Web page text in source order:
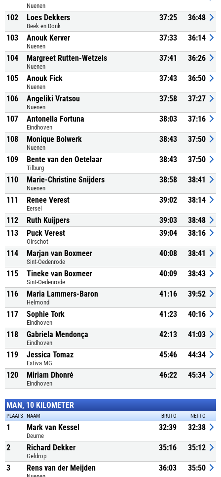
Nuenen
102 Loes Dekkers
Beek en Donk
37:25 36:48
103 Anouk Kerver
Nuenen
37:33 36:14
104 Margreet Rutten-Wetzels
Nuenen
37:41 36:26
105 Anouk Fick
Nuenen
37:43 36:50
106 Angeliki Vratsou
Nuenen
37:58 37:27
107 Antonella Fortuna
Eindhoven
38:03 37:16
108 Monique Bolwerk
Nuenen
38:43 37:50
109 Bente van den Oetelaar
Tilburg
38:43 37:50
110 Marie-Christine Snijders
Nuenen
38:58 38:41
111 Renee Verest
Eersel
39:02 38:14
112 Ruth Kuijpers 39:03
38:48
113
Puck Verest
Oirschot
39:04 38:16
114 Marjan van Boxmeer
Sint-Oedenrode
40:08 38:41
115 Tineke van Boxmeer
Sint-Oedenrode
40:09 38:43
116 Maria Lammers-Baron
Helmond
41:16 39:52
117 Sophie Tork
Eindhoven
41:23 40:16
118 Gabriela Mendonça
Eindhoven
42:13 41:03
119 Jessica Tomaz
Estiva MG
45:46 44:34
120 Miriam Dhonré
Eindhoven
46:22 45:34
MAN, 10 KILOMETER
PLAATS NAAM BRUTO NETTO
1 Mark van Kessel
Deurne
32:39 32:38
2 Richard Dekker
Geldrop
35:16 35:12
3 Rens van der Meijden 36:03 35:50